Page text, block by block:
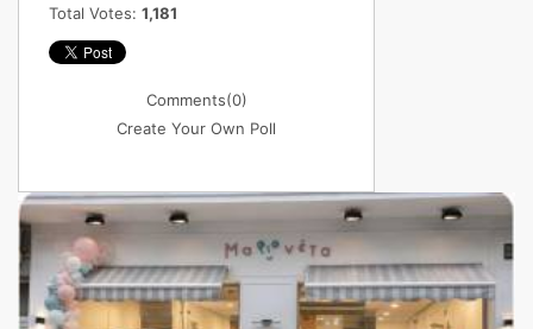
Total Votes: 1,181
Comments(0)
Create Your Own Poll